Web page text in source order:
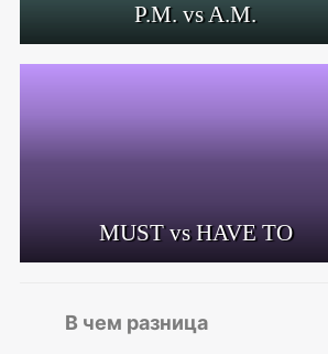
P.M. vs A.M.
MUST vs HAVE TO
В чем разница